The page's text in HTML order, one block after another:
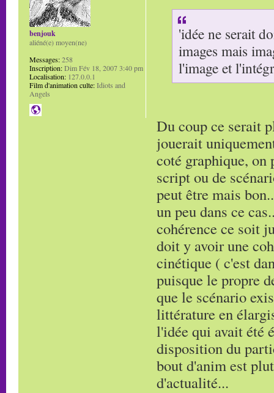
'idée ne serait
images mais
l'image et
Du coup ce serait
jouerait
coté graphique, on
script ou de
peut être mais
un peu dans ce
cohérence ce soit
doit y avoir une
cinétique ( c'est
puisque le propre
que le scénario
littérature en
l'idée qui avait été
disposition du
bout d'anim est
d'actualité...
benjouk
aliéné(e) moyen(ne)
Messages:258
Inscription:Dim Fév 18, 2007 3:40 pm
Localisation: 127.0.0.1
Film d'animation culte:Idiots and
Angels